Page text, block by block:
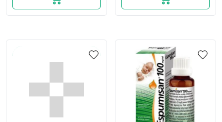
Identyfikowanie urządzeń na podstawie
Cele przetwarzania inne niż IAB:
Reklama / śledzenie